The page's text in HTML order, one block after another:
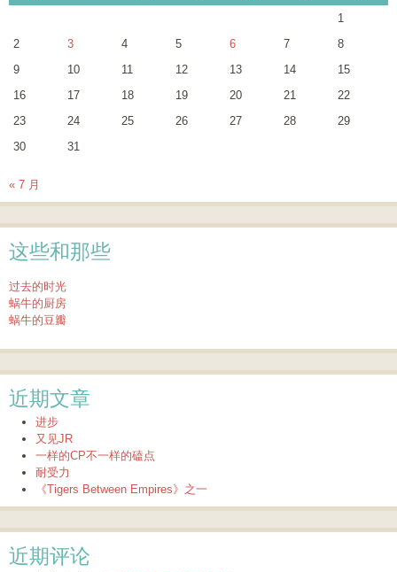
1
2
3 4 5 6 7
8
9
10 11 12 13 14
15
16
17 18 19 20 21
22
23
24 25 26 27 28
29
30
31
« 7 月
这些和那些
过去的时光
蜗牛的厨房
蜗牛的豆瓣
近期文章
进步
又见JR
一样的CP不一样的磕点
耐受力
《Tigers Between Empires》之一
近期评论